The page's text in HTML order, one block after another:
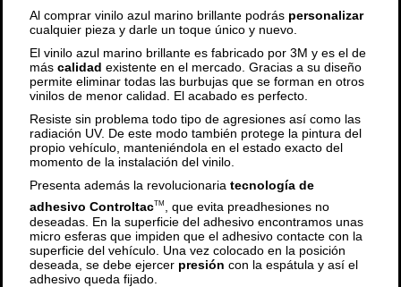
Al comprar vinilo azul marino brillante podrás personalizar
cualquier pieza y darle un toque único y nuevo.
El vinilo azul marino brillante es fabricado por 3M y es el de
más calidad existente en el mercado. Gracias a su diseño
permite eliminar todas las burbujas que se forman en otros
vinilos de menor calidad. El acabado es perfecto.
Resiste sin problema todo tipo de agresiones así como las
radiación UV. De este modo también protege la pintura del
propio vehículo, manteniéndola en el estado exacto del
momento de la instalación del vinilo.
Presenta además la revolucionaria tecnología de
adhesivo ControltacTM
, que evita preadhesiones no
deseadas. En la superficie del adhesivo encontramos unas
micro esferas que impiden que el adhesivo contacte con la
superficie del vehículo. Una vez colocado en la posición
deseada, se debe ejercer presión con la espátula y así el
adhesivo queda fijado.